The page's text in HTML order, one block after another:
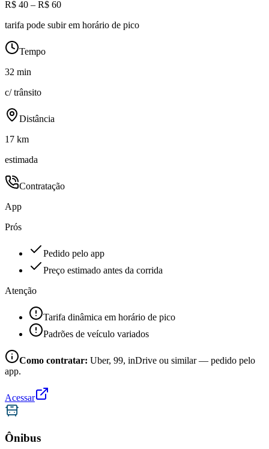
R$ 40 – R$ 60
tarifa pode subir em horário de pico
Tempo
32 min
c/ trânsito
Distância
17 km
estimada
Contratação
App
Prós
Pedido pelo app
Preço estimado antes da corrida
Atenção
Tarifa dinâmica em horário de pico
Padrões de veículo variados
Como contratar: Uber, 99, inDrive ou similar — pedido pelo
app.
Acessar
Ônibus